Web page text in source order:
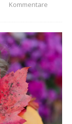
Kommentare